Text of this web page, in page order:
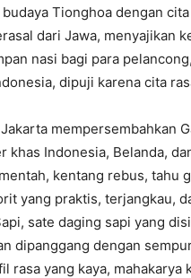
Tionghoa dengan
dari Jawa, menyajikan
nasi bagi para
dipuji karena cita
mempersembahkan
Indonesia, Belanda,
kentang rebus, tahu
yang praktis, terjangkau,
sate daging sapi yang
dipanggang dengan
rasa yang kaya,